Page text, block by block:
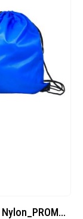
Sacchetta Nylon_PROMO_perso